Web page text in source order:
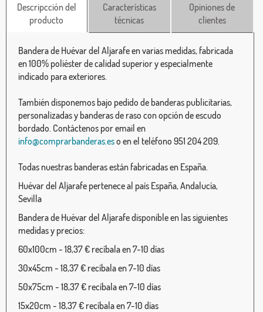
Descripcción del
producto
Características
técnicas
Opiniones de
clientes
Bandera de Huévar del Aljarafe en varias medidas, fabricada
en 100% poliéster de calidad superior y especialmente
indicado para exteriores.
También disponemos bajo pedido de banderas publicitarias,
personalizadas y banderas de raso con opción de escudo
bordado. Contáctenos por email en
info@comprarbanderas.eso en el teléfono 951 204 209.
Todas nuestras banderas están fabricadas en España.
Huévar del Aljarafe pertenece al país España, Andalucía,
Sevilla
Bandera de Huévar del Aljarafe disponible en las siguientes
medidas y precios:
60x100cm - 18,37 € recíbala en 7-10 días
30x45cm - 18,37 € recíbala en 7-10 días
50x75cm - 18,37 € recíbala en 7-10 días
15x20cm - 18,37 € recíbala en 7-10 días